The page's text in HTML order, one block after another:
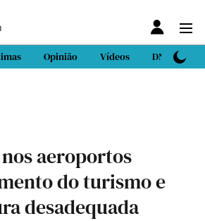
Opinião Vídeos DN Sport
aeroportos
do turismo e
desadequada